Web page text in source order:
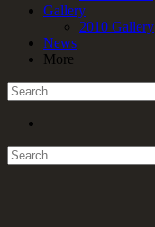
Gallery
2010 Gallery
News
More